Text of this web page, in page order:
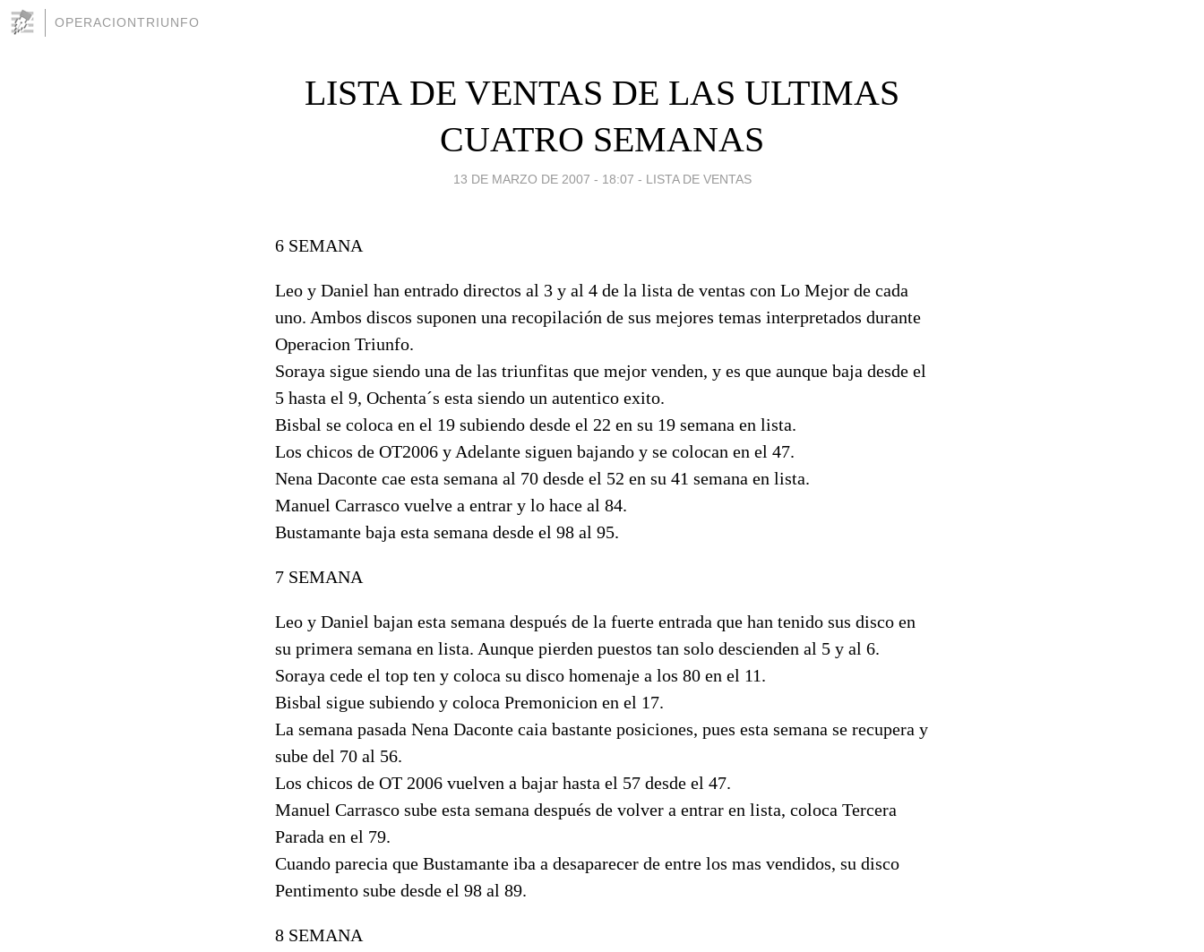
OPERACIONTRIUNFO
LISTA DE VENTAS DE LAS ULTIMAS
CUATRO SEMANAS
13 DE MARZO DE 2007 - 18:07 - LISTA DE VENTAS
6 SEMANA
Leo y Daniel han entrado directos al 3 y al 4 de la lista de ventas con Lo Mejor de cada
uno. Ambos discos suponen una recopilación de sus mejores temas interpretados durante
Operacion Triunfo.
Soraya sigue siendo una de las triunfitas que mejor venden, y es que aunque baja desde el
5 hasta el 9, Ochenta´s esta siendo un autentico exito.
Bisbal se coloca en el 19 subiendo desde el 22 en su 19 semana en lista.
Los chicos de OT2006 y Adelante siguen bajando y se colocan en el 47.
Nena Daconte cae esta semana al 70 desde el 52 en su 41 semana en lista.
Manuel Carrasco vuelve a entrar y lo hace al 84.
Bustamante baja esta semana desde el 98 al 95.
7 SEMANA
Leo y Daniel bajan esta semana después de la fuerte entrada que han tenido sus disco en
su primera semana en lista. Aunque pierden puestos tan solo descienden al 5 y al 6.
Soraya cede el top ten y coloca su disco homenaje a los 80 en el 11.
Bisbal sigue subiendo y coloca Premonicion en el 17.
La semana pasada Nena Daconte caia bastante posiciones, pues esta semana se recupera y
sube del 70 al 56.
Los chicos de OT 2006 vuelven a bajar hasta el 57 desde el 47.
Manuel Carrasco sube esta semana después de volver a entrar en lista, coloca Tercera
Parada en el 79.
Cuando parecia que Bustamante iba a desaparecer de entre los mas vendidos, su disco
Pentimento sube desde el 98 al 89.
8 SEMANA